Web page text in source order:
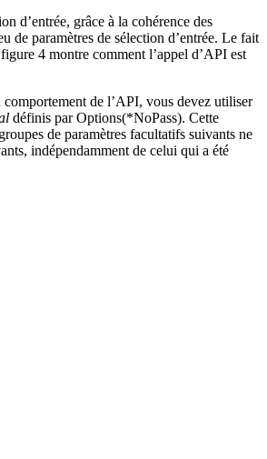
d’entrée, grâce à la cohérence des
de paramètres de sélection d’entrée. Le fait
4 montre comment l’appel d’API est
de l’API, vous devez utiliser
définis par Options(*NoPass). Cette
de paramètres facultatifs suivants ne
indépendamment de celui qui a été